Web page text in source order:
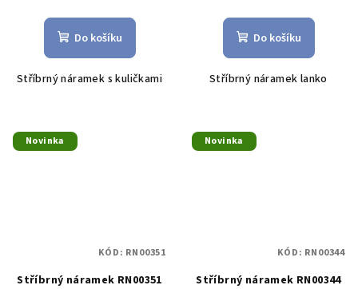
Do košíku
Stříbrný náramek s kuličkami
Do košíku
Stříbrný náramek lanko
Novinka
Stříbrný náramek RN00351
KÓD: RN00351
Novinka
Stříbrný náramek RN00344
KÓD: RN00344